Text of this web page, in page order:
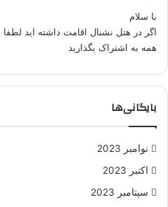
با سلام
اگر در هتل نشنال اقامت داشته اید
همه به اشتراک بگذارید
بایگانی‌ها
نوامبر 2023
اکتبر 2023
سپتامبر 2023